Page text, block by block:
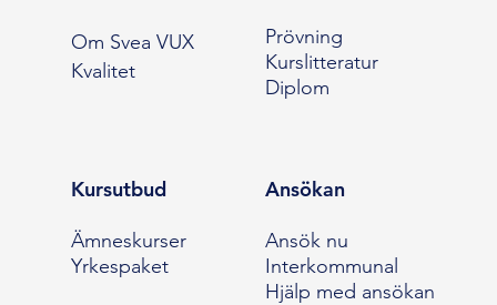
Om Svea VUX
Kvalitet
Prövning
Kurslitteratur
Diplom
Kursutbud
Ämneskurser
Yrkespaket
Ansökan
Ansök nu
Interkommunal
Hjälp med ansökan